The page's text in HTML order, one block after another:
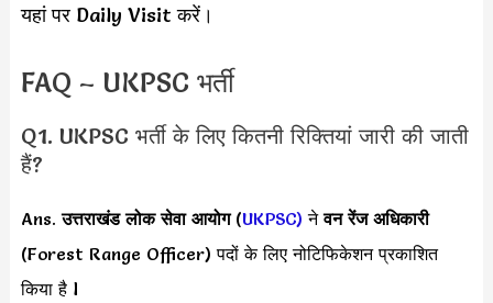
यहां पर Daily Visit करें।
FAQ – UKPSC भर्ती
Q1. UKPSC भर्ती के लिए कितनी रिक्तियां जारी की जाती
हैं?
Ans.उत्तराखंड लोक सेवा आयोग(UKPSC) नेवन रेंज अधिकारी
(Forest Range Officer) पदों के लिए नोटिफिकेशन प्रकाशित
किया है l